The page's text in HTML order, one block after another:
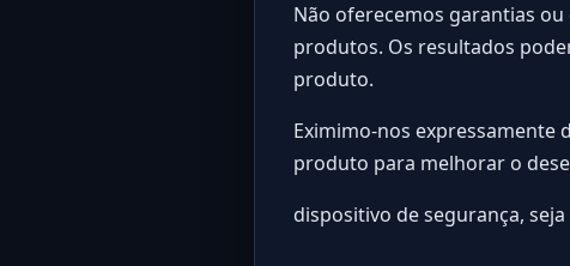
Não oferecemos garantias
produtos. Os resultados
produto.
Eximimo-nos expressamente
produto para melhorar o
dispositivo de segurança,